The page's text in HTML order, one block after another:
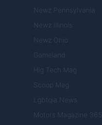
Newz Pennsylvania
Newz Illinois
Newz Ohio
Gameland
Hig Tech Mag
Scoop Mag
Lgbtqia News
Motors Magazine 365